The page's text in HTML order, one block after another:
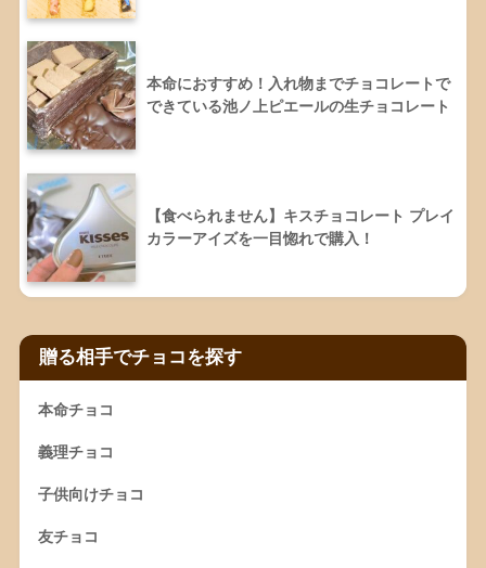
本命におすすめ！入れ物までチョコレートで
できている池ノ上ピエールの生チョコレート
【食べられません】キスチョコレート プレイ
カラーアイズを一目惚れで購入！
贈る相手でチョコを探す
本命チョコ
義理チョコ
子供向けチョコ
友チョコ